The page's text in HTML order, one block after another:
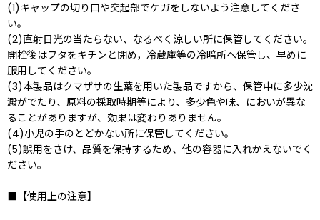
(1)キャップの切り口や突起部でケガをしないよう注意してくださ
い。
(2)直射日光の当たらない、なるべく涼しい所に保管してください。
開栓後はフタをキチンと閉め，冷蔵庫等の冷暗所へ保管し、早めに
服用してください。
(3)本製品はクマザサの生葉を用いた製品ですから、保管中に多少沈
澱がでたり、原料の採取時期等により、多少色や味、においが異な
ることがありますが、効果は変わりありません。
(4)小児の手のとどかない所に保管してください。
(5)誤用をさけ、品質を保持するため、他の容器に入れかえないでく
ださい。
■【使用上の注意】